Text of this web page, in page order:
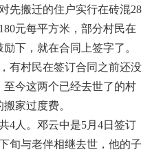
先搬迁的住户实行在砖混28
元每平方米，部分村民在
下，就在合同上签字了。
有村民在签订合同之前还没
今这两个已经去世了的村
家过度费。
4人。邓云中是5月4日签订
旬与老伴相继去世，他的子